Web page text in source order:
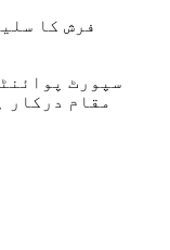
فرش کا
سپورٹ
مقام درکار